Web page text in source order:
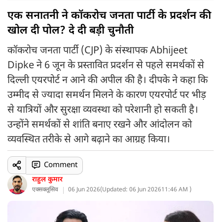
एक सनातनी ने कॉकरोच जनता पार्टी के प्रदर्शन की
खोल दी पोल? दे दी बड़ी चुनौती
कॉकरोच जनता पार्टी (CJP) के संस्थापक Abhijeet
Dipke ने 6 जून के प्रस्तावित प्रदर्शन से पहले समर्थकों से
दिल्ली एयरपोर्ट न आने की अपील की है। दीपके ने कहा कि
उम्मीद से ज्यादा समर्थन मिलने के कारण एयरपोर्ट पर भीड़
से यात्रियों और सुरक्षा व्यवस्था को परेशानी हो सकती है।
उन्होंने समर्थकों से शांति बनाए रखने और आंदोलन को
व्यवस्थित तरीके से आगे बढ़ाने का आग्रह किया।
राहुल कुमार
एक्सक्लूसिव 06 Jun 2026(Updated: 06 Jun 202611:46 AM )
Comment